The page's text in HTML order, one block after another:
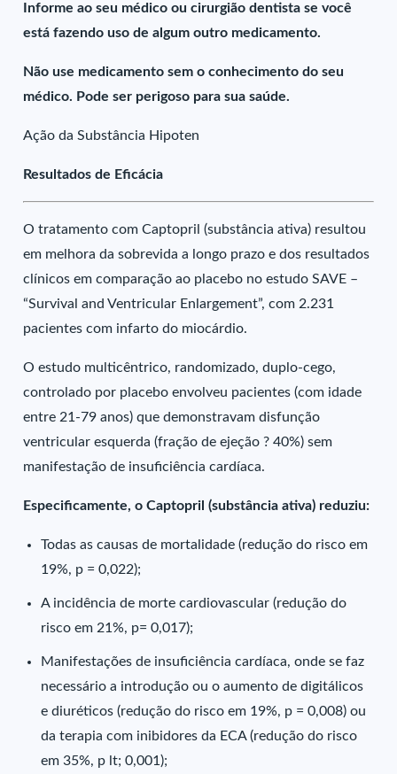
Informe ao seu médico ou cirurgião dentista se você
está fazendo uso de algum outro medicamento.
Não use medicamento sem o conhecimento do seu
médico. Pode ser perigoso para sua saúde.
Ação da Substância Hipoten
Resultados de Eficácia
O tratamento com Captopril (substância ativa) resultou
em melhora da sobrevida a longo prazo e dos resultados
clínicos em comparação ao placebo no estudo SAVE –
“Survival and Ventricular Enlargement”, com 2.231
pacientes com infarto do miocárdio.
O estudo multicêntrico, randomizado, duplo-cego,
controlado por placebo envolveu pacientes (com idade
entre 21-79 anos) que demonstravam disfunção
ventricular esquerda (fração de ejeção ? 40%) sem
manifestação de insuficiência cardíaca.
Especificamente, o Captopril (substância ativa) reduziu:
Todas as causas de mortalidade (redução do risco em
19%, p = 0,022);
A incidência de morte cardiovascular (redução do
risco em 21%, p= 0,017);
Manifestações de insuficiência cardíaca, onde se faz
necessário a introdução ou o aumento de digitálicos
e diuréticos (redução do risco em 19%, p = 0,008) ou
da terapia com inibidores da ECA (redução do risco
em 35%, p lt; 0,001);